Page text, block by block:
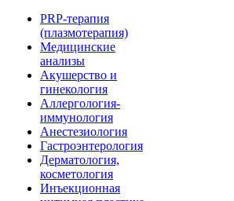
PRP-терапия
(плазмотерапия)
Медицинские
анализы
Акушерство и
гинекология
Аллергология-
иммунология
Анестезиология
Гастроэнтерология
Дерматология,
косметология
Инъекционная